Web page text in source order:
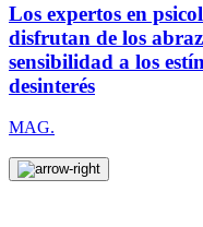
Los expertos en
disfrutan de los
sensibilidad a los
desinterés
MAG.